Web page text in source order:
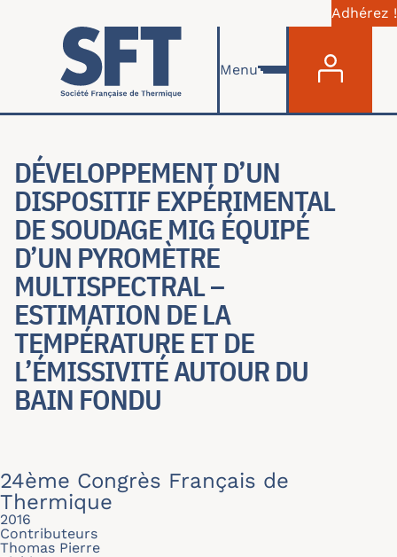
Aller au contenu principal
Adhérez !
Menu
DÉVELOPPEMENT D’UN
DISPOSITIF EXPÉRIMENTAL
DE SOUDAGE MIG ÉQUIPÉ
D’UN PYROMÈTRE
MULTISPECTRAL –
ESTIMATION DE LA
TEMPÉRATURE ET DE
L’ÉMISSIVITÉ AUTOUR DU
BAIN FONDU
24ème Congrès Français de
Thermique
2016
Contributeurs
Thomas Pierre